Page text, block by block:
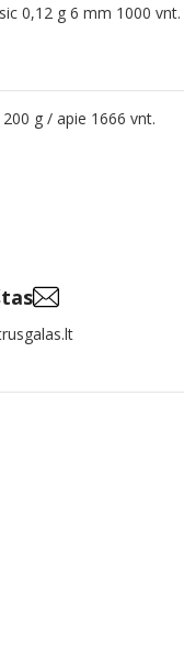
0,12 g 6 mm 1000 vnt.
g / apie 1666 vnt.